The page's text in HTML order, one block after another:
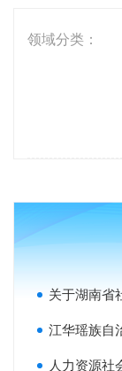
领域分类：
关于湖南省
江华瑶族自
人力资源社